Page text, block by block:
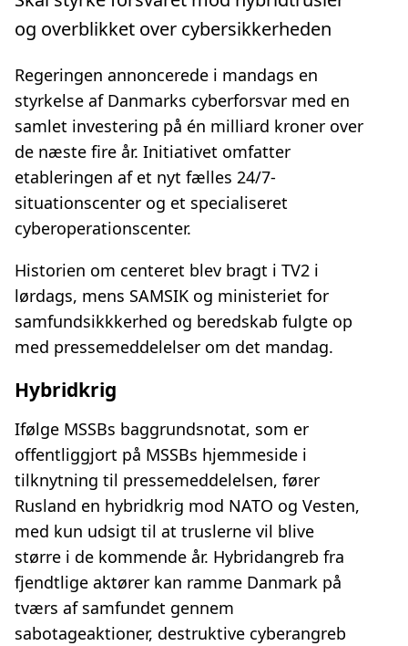
og overblikket over cybersikkerheden
Regeringen annoncerede i mandags en
styrkelse af Danmarks cyberforsvar med en
samlet investering på én milliard kroner over
de næste fire år. Initiativet omfatter
etableringen af et nyt fælles 24/7-
situationscenter og et specialiseret
cyberoperationscenter.
Historien om centeret blev bragt i TV2 i
lørdags, mens SAMSIK og ministeriet for
samfundsikkkerhed og beredskab fulgte op
med pressemeddelelser om det mandag.
Hybridkrig
Ifølge MSSBs baggrundsnotat, som er
offentliggjort på MSSBs hjemmeside i
tilknytning til pressemeddelelsen, fører
Rusland en hybridkrig mod NATO og Vesten,
med kun udsigt til at truslerne vil blive
større i de kommende år. Hybridangreb fra
fjendtlige aktører kan ramme Danmark på
tværs af samfundet gennem
sabotageaktioner, destruktive cyberangreb